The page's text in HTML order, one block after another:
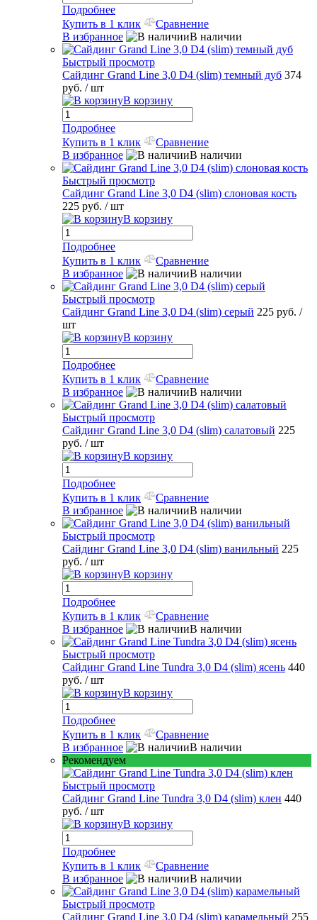
Подробнее
Купить в 1 клик
Сравнение
В избранное
В наличии
Быстрый просмотр
Сайдинг Grand Line 3,0 D4 (slim) темный дуб 374
руб. / шт
В корзину
Подробнее
Купить в 1 клик
Сравнение
В избранное
В наличии
Быстрый просмотр
Сайдинг Grand Line 3,0 D4 (slim) слоновая кость
225 руб. / шт
В корзину
Подробнее
Купить в 1 клик
Сравнение
В избранное
В наличии
Быстрый просмотр
Сайдинг Grand Line 3,0 D4 (slim) серый 225 руб. /
шт
В корзину
Подробнее
Купить в 1 клик
Сравнение
В избранное
В наличии
Быстрый просмотр
Сайдинг Grand Line 3,0 D4 (slim) салатовый 225
руб. / шт
В корзину
Подробнее
Купить в 1 клик
Сравнение
В избранное
В наличии
Быстрый просмотр
Сайдинг Grand Line 3,0 D4 (slim) ванильный 225
руб. / шт
В корзину
Подробнее
Купить в 1 клик
Сравнение
В избранное
В наличии
Быстрый просмотр
Сайдинг Grand Line Tundra 3,0 D4 (slim) ясень 440
руб. / шт
В корзину
Подробнее
Купить в 1 клик
Сравнение
В избранное
В наличии
Рекомендуем
Быстрый просмотр
Сайдинг Grand Line Tundra 3,0 D4 (slim) клен 440
руб. / шт
В корзину
Подробнее
Купить в 1 клик
Сравнение
В избранное
В наличии
Быстрый просмотр
Сайдинг Grand Line 3,0 D4 (slim) карамельный 255